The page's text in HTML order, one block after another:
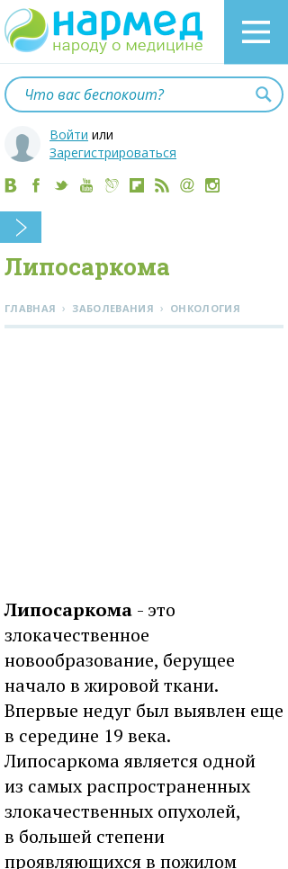
Войти или
Зарегистрироваться
Липосаркома
ГЛАВНАЯ › ЗАБОЛЕВАНИЯ › ОНКОЛОГИЯ
Липосаркома - это
злокачественное
новообразование, берущее
начало в жировой ткани.
Впервые недуг был выявлен еще
в середине 19 века.
Липосаркома является одной
из самых распространенных
злокачественных опухолей,
в большей степени
проявляющихся в пожилом